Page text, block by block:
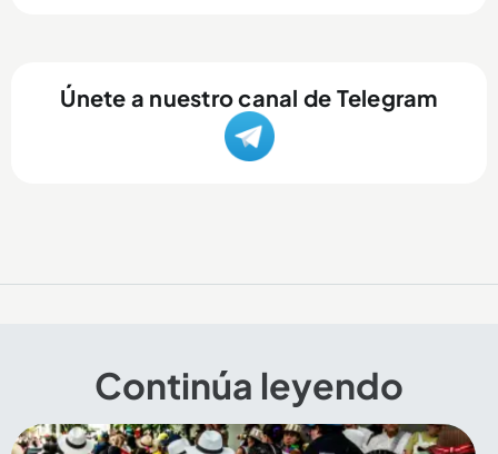
Únete a nuestro canal de Telegram
Continúa leyendo